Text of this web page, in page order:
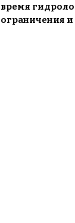
время
ограничения